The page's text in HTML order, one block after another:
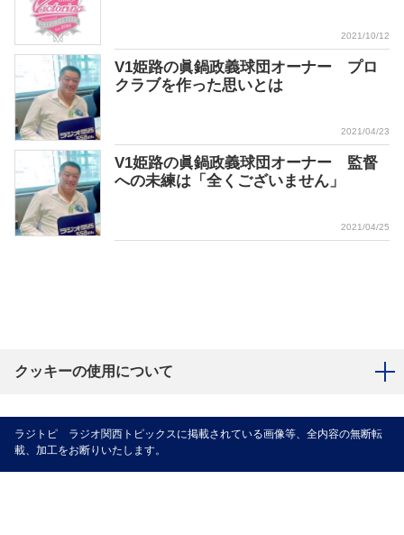
2021/10/12
V1姫路の眞鍋政義球団オーナー プロ
クラブを作った思いとは
2021/04/23
V1姫路の眞鍋政義球団オーナー 監督
への未練は「全くございません」
2021/04/25
クッキーの使用について
ラジトピ ラジオ関西トピックスに掲載されている画像等、全内容の無断転
載、加工をお断りいたします。